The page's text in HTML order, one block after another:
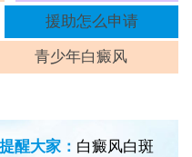
援助怎么申请
青少年白癜风
醒大家： 白癜风白斑